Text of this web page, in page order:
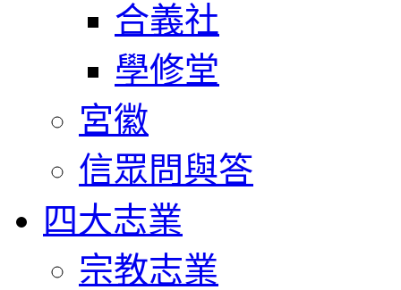
合義社
學修堂
宮徽
信眾問與答
四大志業
宗教志業